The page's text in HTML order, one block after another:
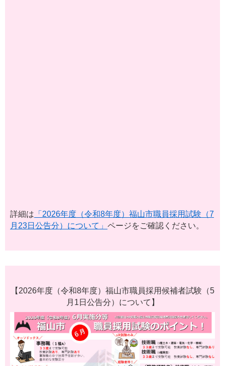
詳細は 「2026年度（令和8年度）福山市職員採用試験​（7
月23日公告分）について」 ページをご確認ください。
【2026年度（令和8年度）福山市職員採用候補者試験（5
月1日公告分）について】